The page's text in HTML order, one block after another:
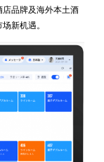
品牌及海外本土酒
新机遇。